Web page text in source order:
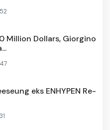
Million Dollars, Giorgino
eks ENHYPEN Re-